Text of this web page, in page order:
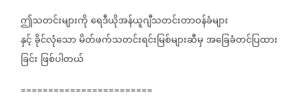
ဤသတင်းများကိုရေဒီယိုအန်ယူဂျီသတင်းတာဝန်ခံများ
နှင့်ခိုင်လုံသောမိတ်ဖက်သတင်းရင်းမြစ်များဆီမှအခြေခံတင်ပြထား
ခြင်း ဖြစ်ပါတယ်
========================